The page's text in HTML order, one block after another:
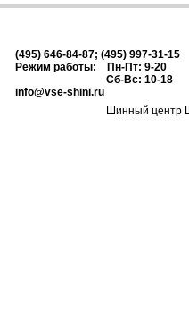
(495) 646-84-87; (495) 997-31-15
Режим работы: Пн-Пт: 9-20
Сб-Вс: 10-18
info@vse-shini.ru
Шинный центр